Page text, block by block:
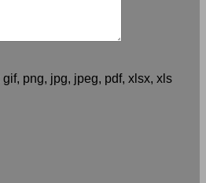
gif, png, jpg, jpeg, pdf, xlsx, xls